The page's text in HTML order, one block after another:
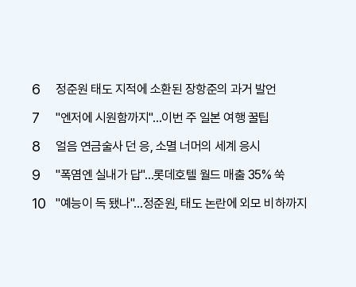
6 정준원 태도 지적에 소환된 장항준의 과거 발언
7 "엔저에 시원함까지"…이번 주 일본 여행 꿀팁
8 얼음 연금술사 던 응, 소멸 너머의 세계 응시
9 "폭염엔 실내가 답"…롯데호텔 월드 매출 35% 쑥
10 "예능이 독 됐나"…정준원, 태도 논란에 외모 비하까지